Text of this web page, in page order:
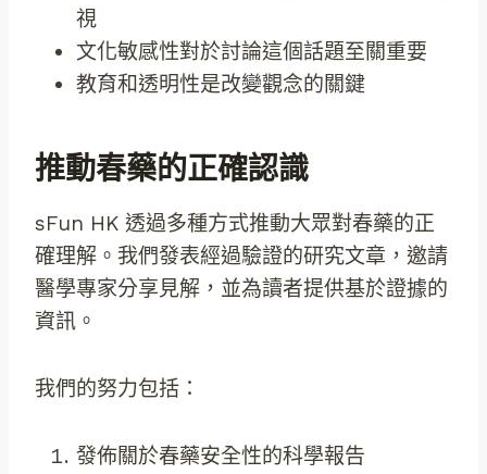
視
文化敏感性對於討論這個話題至關重要
教育和透明性是改變觀念的關鍵
推動春藥的正確認識
sFun HK 透過多種方式推動大眾對春藥的正
確理解。我們發表經過驗證的研究文章，邀請
醫學專家分享見解，並為讀者提供基於證據的
資訊。
我們的努力包括：
發佈關於春藥安全性的科學報告